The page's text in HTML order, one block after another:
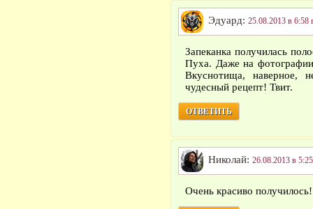
Эдуард: 25.08.2013 в 6:58
Запеканка получилась
Пуха. Даже на
Вкуснотища, наверное,
чудесный рецепт! Твит.
ОТВЕТИТЬ
Николай: 26.08.2013 в
Очень красиво получилось!